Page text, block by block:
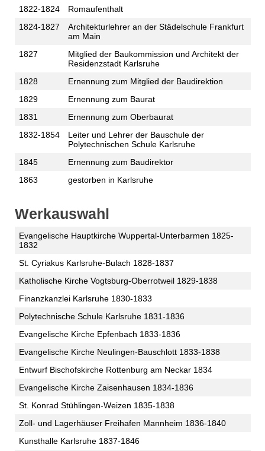
1822-1824
Romaufenthalt
1824-1827
Architekturlehrer an der Städelschule Frankfurt
am Main
1827
Mitglied der Baukommission und Architekt der
Residenzstadt Karlsruhe
1828
Ernennung zum Mitglied der Baudirektion
1829
Ernennung zum Baurat
1831
Ernennung zum Oberbaurat
1832-1854
Leiter und Lehrer der Bauschule der
Polytechnischen Schule Karlsruhe
1845
Ernennung zum Baudirektor
1863
gestorben in Karlsruhe
Werkauswahl
Evangelische Hauptkirche Wuppertal-Unterbarmen 1825-
1832
St. Cyriakus Karlsruhe-Bulach 1828-1837
Katholische Kirche Vogtsburg-Oberrotweil 1829-1838
Finanzkanzlei Karlsruhe 1830-1833
Polytechnische Schule Karlsruhe 1831-1836
Evangelische Kirche Epfenbach 1833-1836
Evangelische Kirche Neulingen-Bauschlott 1833-1838
Entwurf Bischofskirche Rottenburg am Neckar 1834
Evangelische Kirche Zaisenhausen 1834-1836
St. Konrad Stühlingen-Weizen 1835-1838
Zoll- und Lagerhäuser Freihafen Mannheim 1836-1840
Kunsthalle Karlsruhe 1837-1846